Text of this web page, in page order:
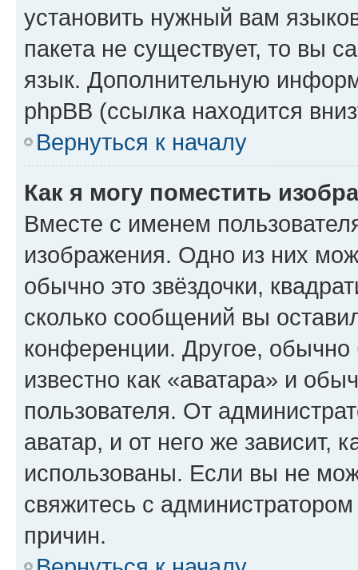
установить нужный вам
пакета не существует, то вы
язык. Дополнительную
phpBB (ссылка находится
Вернуться к началу
Как я могу поместить
Вместе с именем
изображения. Одно из них
обычно это звёздочки,
сколько сообщений вы
конференции. Другое,
известно как «аватара» и
пользователя. От
аватар, и от него же зависит,
использованы. Если вы не
свяжитесь с
причин.